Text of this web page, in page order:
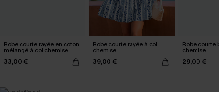
Robe courte rayée en coton
mélangé à col chemise
33,00 €
Robe courte rayée à col
chemise
39,00 €
Robe courte
chemise
29,00 €